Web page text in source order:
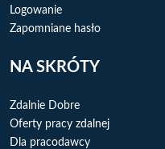
Logowanie
Zapomniane hasło
NA SKRÓTY
Zdalnie Dobre
Oferty pracy zdalnej
Dla pracodawcy